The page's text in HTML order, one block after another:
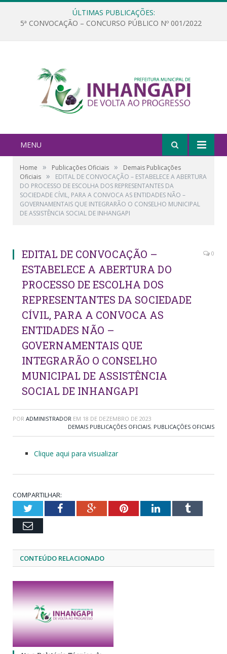
ÚLTIMAS PUBLICAÇÕES:
5ª CONVOCAÇÃO – CONCURSO PÚBLICO Nº 001/2022
MENU
Home » Publicações Oficiais »
Demais Publicações
Oficiais »
EDITAL DE CONVOCAÇÃO – ESTABELECE A ABERTURA
DO PROCESSO DE ESCOLHA DOS REPRESENTANTES DA
SOCIEDADE CÍVIL, PARA A CONVOCA AS ENTIDADES NÃO –
GOVERNAMENTAIS QUE INTEGRARÃO O CONSELHO MUNICIPAL
DE ASSISTÊNCIA SOCIAL DE INHANGAPI
EDITAL DE CONVOCAÇÃO –
ESTABELECE A ABERTURA DO
PROCESSO DE ESCOLHA DOS
REPRESENTANTES DA SOCIEDADE
CÍVIL, PARA A CONVOCA AS
ENTIDADES NÃO –
GOVERNAMENTAIS QUE
INTEGRARÃO O CONSELHO
MUNICIPAL DE ASSISTÊNCIA
SOCIAL DE INHANGAPI
0
POR ADMINISTRADOR EM 18 DE DEZEMBRO DE 2023
DEMAIS PUBLICAÇÕES OFICIAIS, PUBLICAÇÕES OFICIAIS
Clique aqui para visualizar
COMPARTILHAR:
TwitterFacebookGoogle+PinterestLinkedInTumblr
Email
CONTEÚDO RELACIONADO